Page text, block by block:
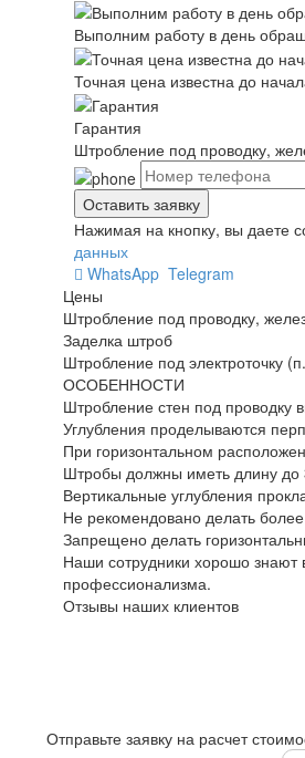
Выполним работу в день
Точная цена известна до
Гарантия
Штробление под проводку,
Нажимая на кнопку, вы даете
данных
WhatsApp Telegram
Цены
Штробление под проводку,
Заделка штроб
Штробление под электроточку
ОСОБЕННОСТИ
Штробление стен под проводку
Углубления проделываются
При горизонтальном
Штробы должны иметь длину до
Вертикальные углубления
Не рекомендовано делать
Запрещено делать
Наши сотрудники хорошо знают
профессионализма.
Отзывы наших клиентов
Отправьте заявку на расчет